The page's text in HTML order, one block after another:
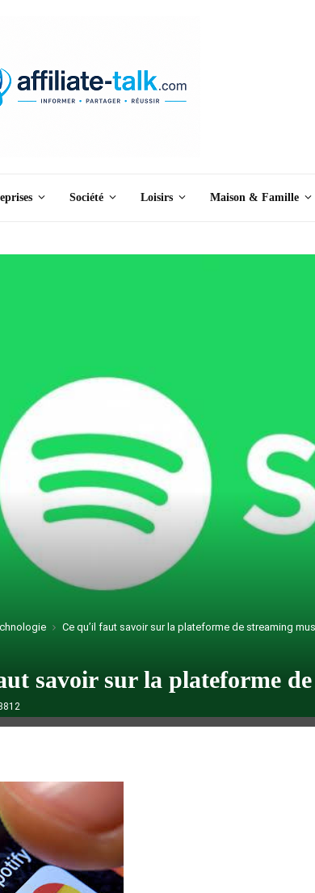
Société Loisirs Maison & Famille
Ce qu’il faut savoir sur la plateforme de streaming
savoir sur la plateforme